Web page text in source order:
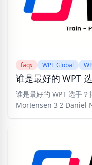
faqs WPT Global
谁是最好的 WPT
谁是最好的 WPT 选手
Mortensen 3 2 Daniel